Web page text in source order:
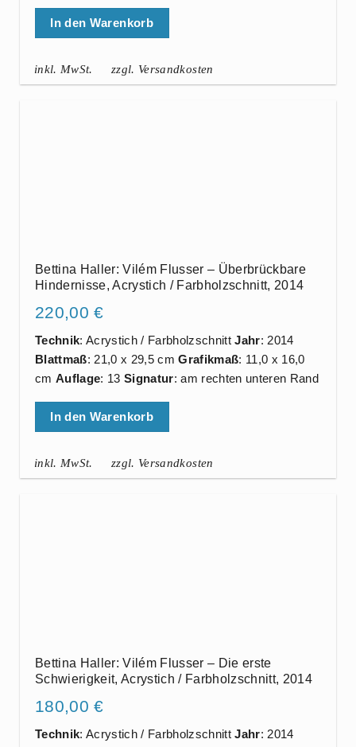
In den Warenkorb
inkl. MwSt. zzgl. Versandkosten
Bettina Haller: Vilém Flusser – Überbrückbare
Hindernisse, Acrystich / Farbholzschnitt, 2014
220,00€
Technik: Acrystich / FarbholzschnittJahr: 2014
Blattmaß: 21,0 x 29,5 cmGrafikmaß: 11,0 x 16,0
cm Auflage: 13 Signatur: am rechten unteren Rand
In den Warenkorb
inkl. MwSt. zzgl. Versandkosten
Bettina Haller: Vilém Flusser – Die erste
Schwierigkeit, Acrystich / Farbholzschnitt, 2014
180,00€
Technik: Acrystich / FarbholzschnittJahr: 2014